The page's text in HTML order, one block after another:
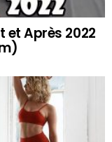
et Après 2022